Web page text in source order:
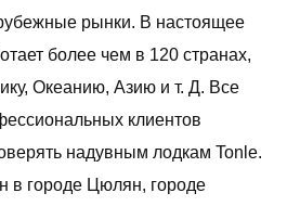
рынки. В настоящее
более чем в 120 странах,
Океанию, Азию и т. Д. Все
клиентов
надувным лодкам Tonle.
в городе Цюлян, городе